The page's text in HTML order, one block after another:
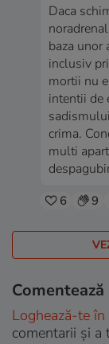
Daca
baza unor
inclusiv
mortii nu
intentii de
crima.
multi
6 9
Comentează
Loghează-te
comentarii și a